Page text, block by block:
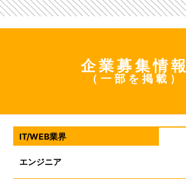
企業募集情報
（一部を掲載）
IT/WEB業界
エンジニア